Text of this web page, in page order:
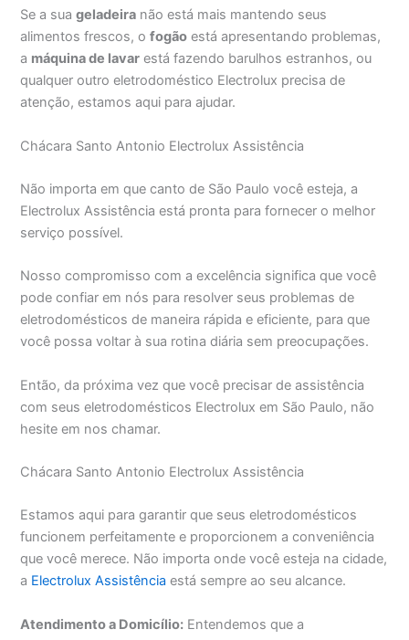
Se a suageladeira não está mais mantendo seus
alimentos frescos, ofogão está apresentando problemas,
a máquina de lavar está fazendo barulhos estranhos, ou
qualquer outro eletrodoméstico Electrolux precisa de
atenção, estamos aqui para ajudar.
Chácara Santo Antonio Electrolux Assistência
Não importa em que canto de São Paulo você esteja, a
Electrolux Assistência está pronta para fornecer o melhor
serviço possível.
Nosso compromisso com a excelência significa que você
pode confiar em nós para resolver seus problemas de
eletrodomésticos de maneira rápida e eficiente, para que
você possa voltar à sua rotina diária sem preocupações.
Então, da próxima vez que você precisar de assistência
com seus eletrodomésticos Electrolux em São Paulo, não
hesite em nos chamar.
Chácara Santo Antonio Electrolux Assistência
Estamos aqui para garantir que seus eletrodomésticos
funcionem perfeitamente e proporcionem a conveniência
que você merece. Não importa onde você esteja na cidade,
a Electrolux Assistência está sempre ao seu alcance.
Atendimento a Domicílio: Entendemos que a